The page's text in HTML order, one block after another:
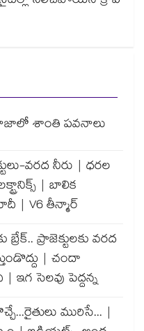
గాజాలో శాంతి పవనాలు
వరద నీరు | ధరల
| బాలిక
| V6 తీన్మార్
ప్రాజెక్టులకు వరద
| చందా
ఇగ సెలవు పెద్దన్న
మురిసే... |